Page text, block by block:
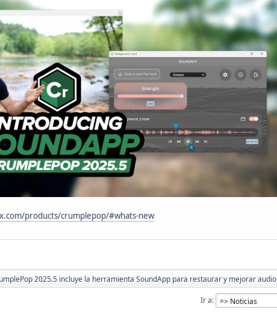
products/crumplepop/#whats-new
2025.5 incluye la herramienta SoundApp para restaurar y mejorar audio
Ir a